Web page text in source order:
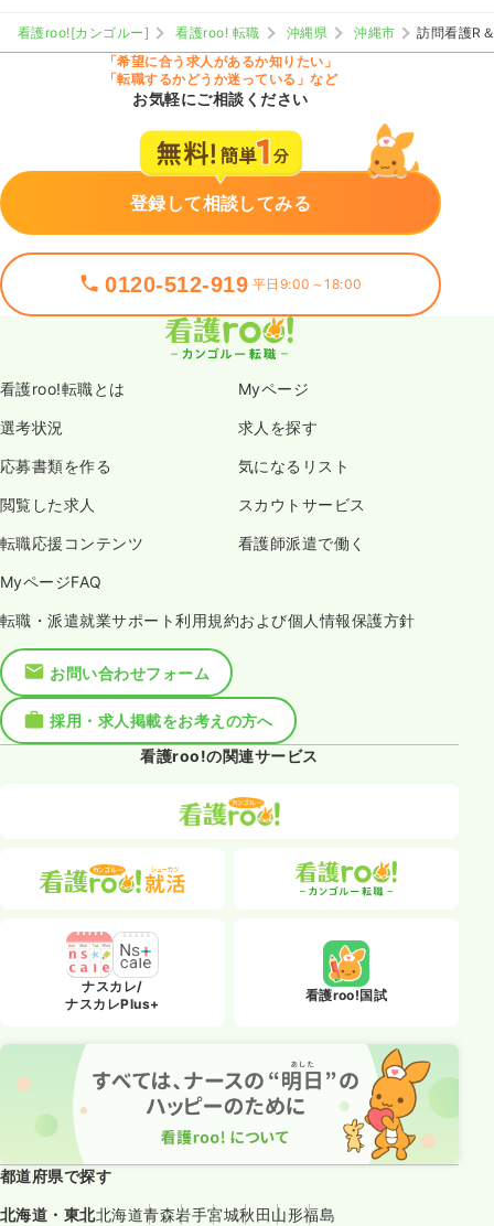
看護roo![カンゴルー] 看護roo! 転職 沖縄県 沖縄市
訪問看護R
「希望に合う求人があるか知りたい」
「転職するかどうか迷っている」など
お気軽にご相談ください
登録して相談してみる
0120-512-919 平日9:00～18:00
看護roo!転職とは Myページ
選考状況 求人を探す
応募書類を作る 気になるリスト
閲覧した求人 スカウトサービス
転職応援コンテンツ 看護師派遣で働く
MyページFAQ
転職・派遣就業サポート利用規約および個人情報保護方針
お問い合わせフォーム
採用・求人掲載をお考えの方へ
看護roo!の関連サービス
ナスカレ/
ナスカレPlus+
看護roo!国試
都道府県で探す
北海道・東北北海道青森岩手宮城秋田山形福島